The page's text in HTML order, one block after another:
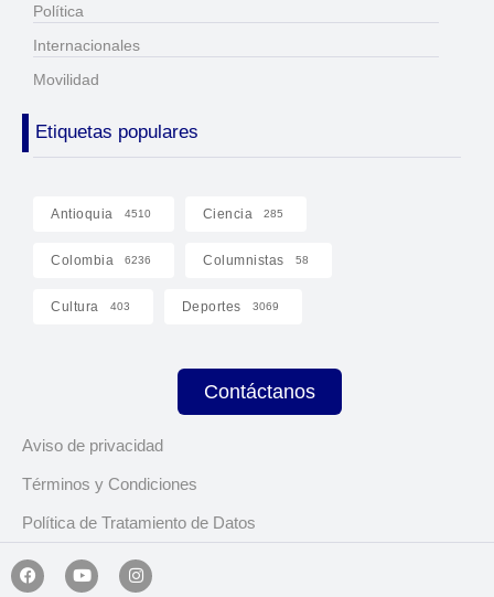
Política
Internacionales
Movilidad
Etiquetas populares
Antioquia 4510 Ciencia 285
Colombia 6236 Columnistas 58
Cultura 403 Deportes 3069
Contáctanos
Aviso de privacidad
Términos y Condiciones
Política de Tratamiento de Datos